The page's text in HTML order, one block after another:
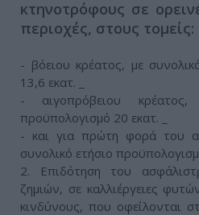
κτηνοτρόφους σε
περιοχές, στους τομείς:
- βόειου κρέατος, με
13,6 εκατ. _
- αιγοπρόβειου
προϋπολογισμό 20 εκατ. _
- και για πρώτη φορά του
συνολικό ετήσιο
2. Επιδότηση του
ζημιών, σε καλλιέργειες
κινδύνους, που οφείλονται